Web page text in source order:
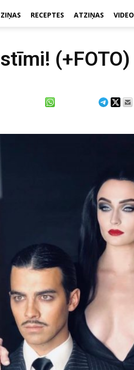
ZIŅAS RECEPTES ATZIŅAS VIDEO
(+FOTO)